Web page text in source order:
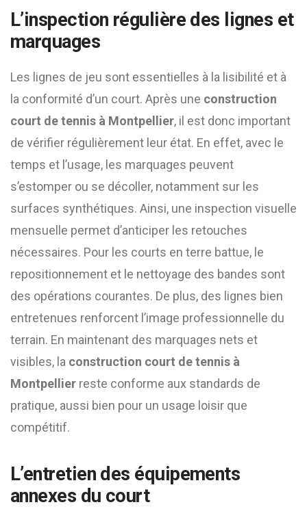
L’inspection régulière des lignes et
marquages
Les lignes de jeu sont essentielles à la lisibilité et à
la conformité d’un court. Après une construction
court de tennis à Montpellier, il est donc important
de vérifier régulièrement leur état. En effet, avec le
temps et l’usage, les marquages peuvent
s’estomper ou se décoller, notamment sur les
surfaces synthétiques. Ainsi, une inspection visuelle
mensuelle permet d’anticiper les retouches
nécessaires. Pour les courts en terre battue, le
repositionnement et le nettoyage des bandes sont
des opérations courantes. De plus, des lignes bien
entretenues renforcent l’image professionnelle du
terrain. En maintenant des marquages nets et
visibles, la construction court de tennis à
Montpellier reste conforme aux standards de
pratique, aussi bien pour un usage loisir que
compétitif.
L’entretien des équipements
annexes du court